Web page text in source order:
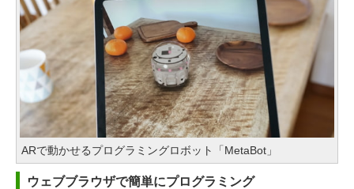
ARで動かせるプログラミングロボット「MetaBot」
ウェブブラウザで簡単にプログラミング